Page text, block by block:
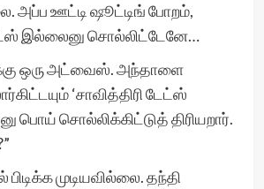
அப்ப ஊட்டி ஷூட்டிங் போறம்,
இல்லைனு சொல்லிட்டேனே…
ஒரு அட்வைஸ். அந்தாளை
‘சாவித்திரி டேட்ஸ்
பொய் சொல்லிக்கிட்டுத் திரியறார்.
முடியவில்லை. தந்தி